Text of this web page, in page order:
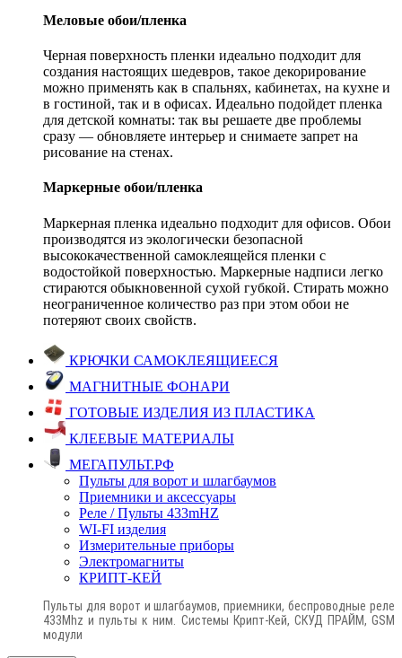
Меловые обои/пленка
Черная поверхность пленки идеально подходит для
создания настоящих шедевров, такое декорирование
можно применять как в спальнях, кабинетах, на кухне и
в гостиной, так и в офисах. Идеально подойдет пленка
для детской комнаты: так вы решаете две проблемы
сразу — обновляете интерьер и снимаете запрет на
рисование на стенах.
Маркерные обои/пленка
Маркерная пленка идеально подходит для офисов. Обои
производятся из экологически безопасной
высококачественной самоклеящейся пленки с
водостойкой поверхностью. Маркерные надписи легко
стираются обыкновенной сухой губкой. Стирать можно
неограниченное количество раз при этом обои не
потеряют своих свойств.
КРЮЧКИ САМОКЛЕЯЩИЕЕСЯ
МАГНИТНЫЕ ФОНАРИ
ГОТОВЫЕ ИЗДЕЛИЯ ИЗ ПЛАСТИКА
КЛЕЕВЫЕ МАТЕРИАЛЫ
МЕГАПУЛЬТ.РФ
Пульты для ворот и шлагбаумов
Приемники и аксессуары
Реле / Пульты 433mHZ
WI-FI изделия
Измерительные приборы
Электромагниты
КРИПТ-КЕЙ
Пульты для ворот и шлагбаумов, приемники, беспроводные реле
433Mhz и пульты к ним. Системы Крипт-Кей, СКУД ПРАЙМ, GSM
модули